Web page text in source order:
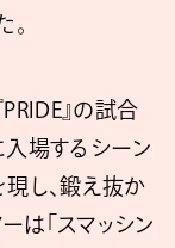
。
』の試合
入場するシーン
し、鍛え抜か
は「スマッシン